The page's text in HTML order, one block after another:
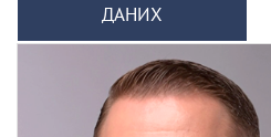
ДАНИХ